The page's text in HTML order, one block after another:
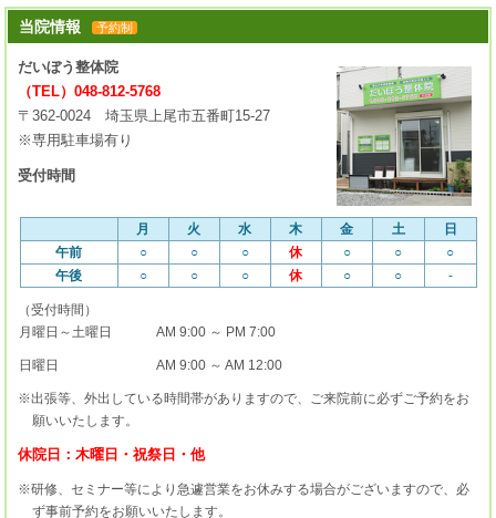
当院情報 予約制
だいぼう整体院
（TEL）048-812-5768
〒362-0024 埼玉県上尾市五番町15-27
※専用駐車場有り
受付時間
月 火 水 木 金 土
日
午前
○ ○ ○ 休 ○ ○
○
午後
○ ○ ○ 休 ○ ○ -
（受付時間）
月曜日～土曜日
AM 9:00 ～ PM 7:00
日曜日 AM 9:00 ～ AM 12:00
※出張等、外出している時間帯がありますので、ご来院前に必ずご予約をお
願いいたします。
休院日：木曜日・祝祭日・他
※研修、セミナー等により急遽営業をお休みする場合がございますので、必
ず事前予約をお願いいたします。